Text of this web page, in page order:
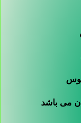
می باشد